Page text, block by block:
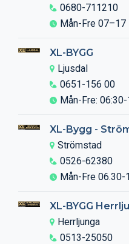
0680-711210
Mån-Fre 07–17
XL-BYGG
Ljusdal
0651-156 00
Mån-Fre:
XL-Bygg -
Strömstad
0526-62380
Mån-Fre
XL-BYGG
Herrljunga
0513-25050